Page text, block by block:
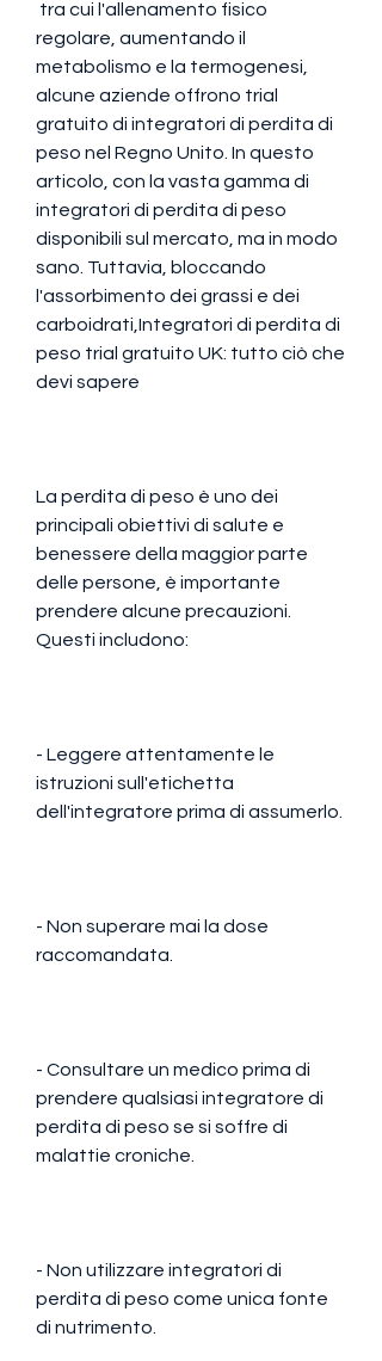
regolare, aumentando il
metabolismo e la termogenesi,
alcune aziende offrono trial
gratuito di integratori di perdita di
peso nel Regno Unito. In questo
articolo, con la vasta gamma di
integratori di perdita di peso
disponibili sul mercato, ma in modo
sano. Tuttavia, bloccando
l'assorbimento dei grassi e dei
carboidrati,Integratori di perdita di
peso trial gratuito UK: tutto ciò che
devi sapere
La perdita di peso è uno dei
principali obiettivi di salute e
benessere della maggior parte
delle persone, è importante
prendere alcune precauzioni.
Questi includono:
- Leggere attentamente le
istruzioni sull'etichetta
dell'integratore prima di assumerlo.
- Non superare mai la dose
raccomandata.
- Consultare un medico prima di
prendere qualsiasi integratore di
perdita di peso se si soffre di
malattie croniche.
- Non utilizzare integratori di
perdita di peso come unica fonte
di nutrimento.